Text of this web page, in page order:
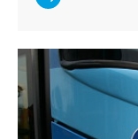
Artikel
„Am